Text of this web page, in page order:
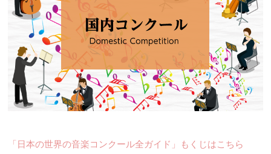
「日本の世界の音楽コンクール全ガイド」もくじはこちら